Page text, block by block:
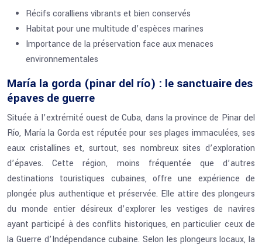
Récifs coralliens vibrants et bien conservés
Habitat pour une multitude d’espèces marines
Importance de la préservation face aux menaces
environnementales
María la gorda (pinar del río) : le sanctuaire des
épaves de guerre
Située à l’extrémité ouest de Cuba, dans la province de Pinar del
Río, María la Gorda est réputée pour ses plages immaculées, ses
eaux cristallines et, surtout, ses nombreux sites d’exploration
d’épaves. Cette région, moins fréquentée que d’autres
destinations touristiques cubaines, offre une expérience de
plongée plus authentique et préservée. Elle attire des plongeurs
du monde entier désireux d’explorer les vestiges de navires
ayant participé à des conflits historiques, en particulier ceux de
la Guerre d’Indépendance cubaine. Selon les plongeurs locaux, la